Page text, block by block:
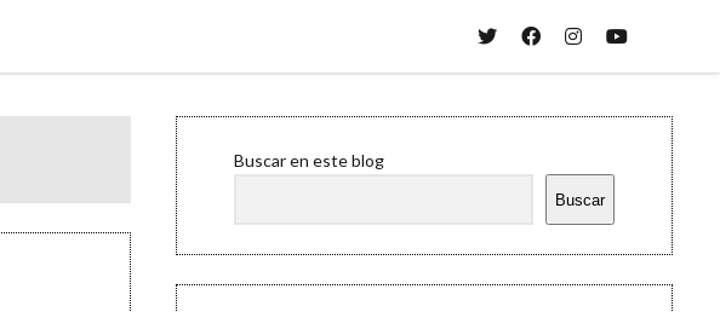
twitterfacebook
instagramyoutube
Sidebar
Buscar en este blog
Buscar